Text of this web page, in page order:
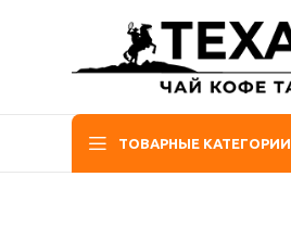
ТОВАРНЫЕ КАТЕГОРИИ